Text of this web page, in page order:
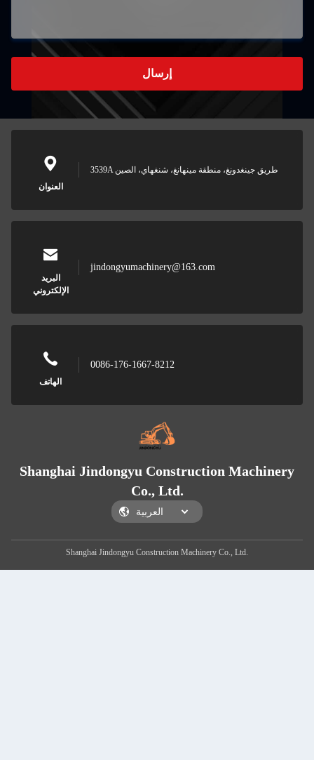
إرسال
العنوان
3539A طريق جينغدونغ، منطقة مينهانغ، شنغهاي، الصين
البريد
الإلكتروني
jindongyumachinery@163.com
الهاتف
0086-176-1667-8212
Shanghai Jindongyu Construction Machinery
Co., Ltd.
Shanghai Jindongyu Construction Machinery Co., Ltd.